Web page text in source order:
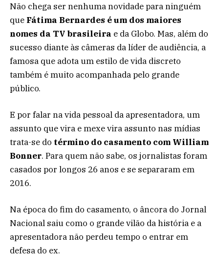
Não chega ser nenhuma novidade para ninguém
que Fátima Bernardes é um dos maiores
nomes da TV brasileira e da Globo. Mas, além do
sucesso diante às câmeras da líder de audiência, a
famosa que adota um estilo de vida discreto
também é muito acompanhada pelo grande
público.
E por falar na vida pessoal da apresentadora, um
assunto que vira e mexe vira assunto nas mídias
trata-se do término do casamento com William
Bonner. Para quem não sabe, os jornalistas foram
casados por longos 26 anos e se separaram em
2016.
Na época do fim do casamento, o âncora do Jornal
Nacional saiu como o grande vilão da história e a
apresentadora não perdeu tempo o entrar em
defesa do ex.